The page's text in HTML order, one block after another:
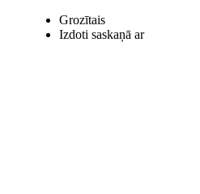
Grozītais
Izdoti saskaņā ar